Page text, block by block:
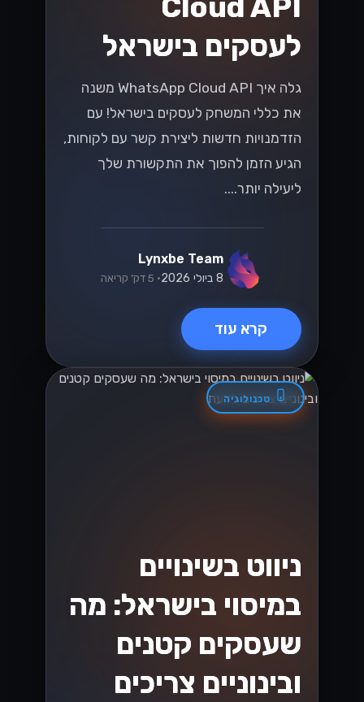
לעסקים בישראל
גלה איך WhatsApp Cloud API משנה
את כללי המשחק לעסקים בישראל! עם
הזדמנויות חדשות ליצירת קשר עם לקוחות,
הגיע הזמן להפוך את התקשורת שלך
ליעילה יותר....
Lynxbe Team
8 ביולי 2026 • 5 דק׳ קריאה
קרא עוד
טכנולוגיה
ניווט בשינויים
במיסוי בישראל: מה
שעסקים קטנים
ובינוניים צריכים